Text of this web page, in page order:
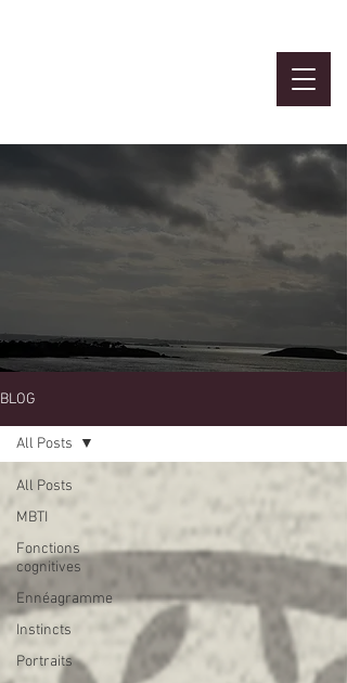
BLOG
All Posts
MBTI
Fonctions
cognitives
Ennéagramme
Instincts
Portraits
All Posts